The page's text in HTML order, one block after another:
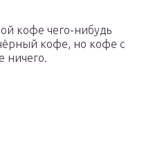
кофе чего-нибудь
кофе, но кофе с
ничего.